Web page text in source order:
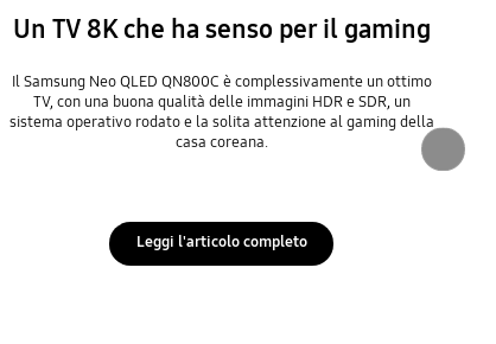
Un TV 8K che ha senso per il gaming
Il Samsung Neo QLED QN800C è complessivamente un ottimo
TV, con una buona qualità delle immagini HDR e SDR, un
sistema operativo rodato e la solita attenzione al gaming della
casa coreana.
Leggi l'articolo completo